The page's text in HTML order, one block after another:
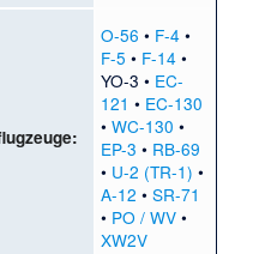
O-56 • F-4•
F-5 • F-14•
YO-3 • EC-
121 • EC-130
• WC-130 •
EP-3 • RB-69
• U-2 (TR-1) •
A-12 • SR-71
• PO / WV•
XW2V